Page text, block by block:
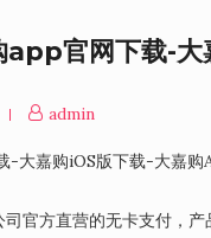
app官网下载-
admin
-大嘉购iOS版下载-大嘉
官方直营的无卡支付，